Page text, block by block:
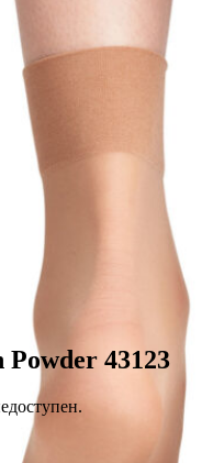
43123